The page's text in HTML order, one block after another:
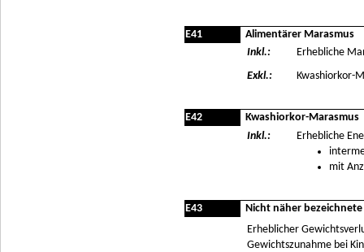
E41
Alimentärer Marasmus
Inkl.:
Erhebliche
Exkl.:
Kwashiorkor-
E42
Kwashiorkor-Marasmus
Inkl.:
Erhebliche
mit
E43
Nicht näher
Erheblicher
Gewichtszunahme bei